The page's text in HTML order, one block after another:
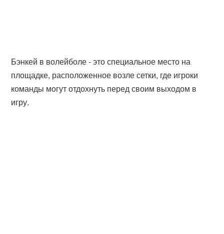
Бэнкей в волейболе - это специальное место на
площадке, расположенное возле сетки, где игроки
команды могут отдохнуть перед своим выходом в
игру.